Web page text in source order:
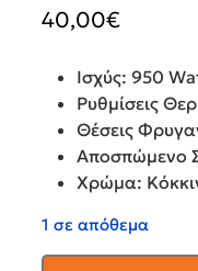
40,00€
Ισχύς: 950
Ρυθμίσεις
Θέσεις
Αποσπώμενο
Χρώμα:
1 σε απόθεμα